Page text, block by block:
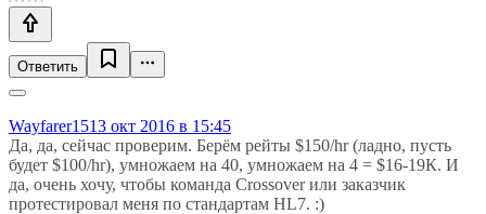
Ответить
Wayfarer1513 окт 2016 в 15:45
Да, да, сейчас проверим. Берём рейты $150/hr (ладно, пусть
будет $100/hr), умножаем на 40, умножаем на 4 = $16-19К. И
да, очень хочу, чтобы команда Crossover или заказчик
протестировал меня по стандартам HL7. :)